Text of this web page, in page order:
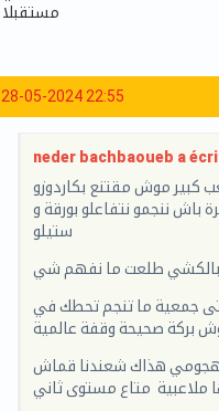
مستقبلا
28-05-2024 22:55
neder bachbaoueb a
كبير موش مقتنع بكاردوزو
ننجمو نتفاعلو بورقة و
ستيلو
بالكشي طلعت ما نفهم شي
حتى جمعية ما تنجم تحطك في
بركة صحيحة وقفة عالمية
هذاك شعندنا قماش
ملاعبية متاع مستوى ثاني